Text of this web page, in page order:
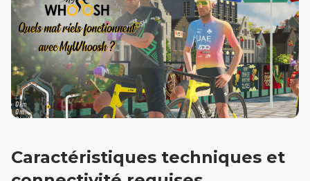
Caractéristiques techniques et